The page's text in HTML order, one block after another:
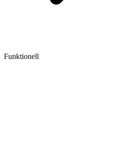
Funktionell